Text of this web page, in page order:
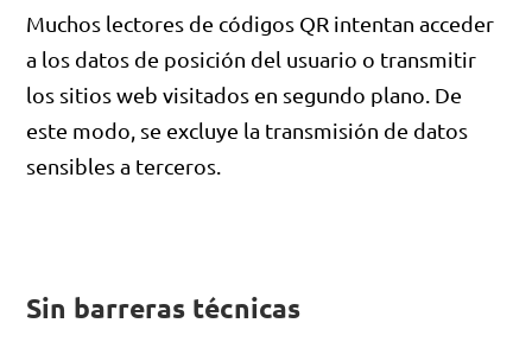
Muchos lectores de códigos QR intentan acceder
a los datos de posición del usuario o transmitir
los sitios web visitados en segundo plano. De
este modo, se excluye la transmisión de datos
sensibles a terceros.
Sin barreras técnicas